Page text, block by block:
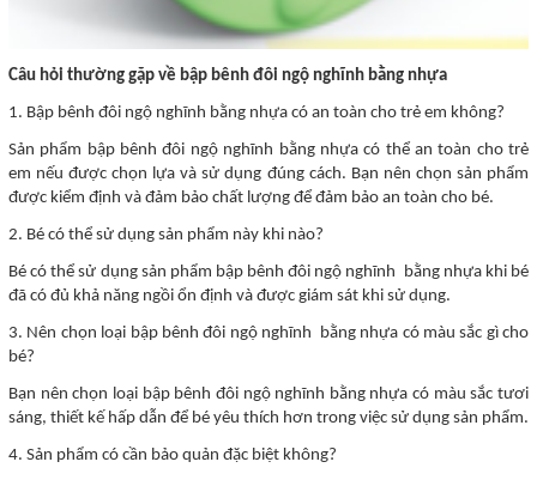
Câu hỏi thường gặp về bập bênh đôi ngộ nghĩnh bằng nhựa
1. Bập bênh đôi ngộ nghĩnh bằng nhựa có an toàn cho trẻ em không?
Sản phẩm bập bênh đôi ngộ nghĩnh bằng nhựa có thể an toàn cho trẻ
em nếu được chọn lựa và sử dụng đúng cách. Bạn nên chọn sản phẩm
được kiểm định và đảm bảo chất lượng để đảm bảo an toàn cho bé.
2. Bé có thể sử dụng sản phẩm này khi nào?
Bé có thể sử dụng sản phẩm bập bênh đôi ngộ nghĩnh bằng nhựa khi bé
đã có đủ khả năng ngồi ổn định và được giám sát khi sử dụng.
3. Nên chọn loại bập bênh đôi ngộ nghĩnh bằng nhựa có màu sắc gì cho
bé?
Bạn nên chọn loại bập bênh đôi ngộ nghĩnh bằng nhựa có màu sắc tươi
sáng, thiết kế hấp dẫn để bé yêu thích hơn trong việc sử dụng sản phẩm.
4. Sản phẩm có cần bảo quản đặc biệt không?